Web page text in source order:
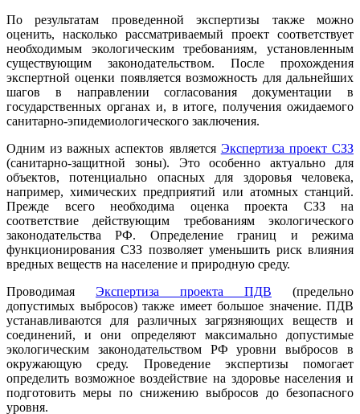
По результатам проведенной экспертизы также можно
оценить, насколько рассматриваемый проект соответствует
необходимым экологическим требованиям, установленным
существующим законодательством. После прохождения
экспертной оценки появляется возможность для дальнейших
шагов в направлении согласования документации в
государственных органах и, в итоге, получения ожидаемого
санитарно-эпидемиологического заключения.
Одним из важных аспектов является Экспертиза проект СЗЗ
(санитарно-защитной зоны). Это особенно актуально для
объектов, потенциально опасных для здоровья человека,
например, химических предприятий или атомных станций.
Прежде всего необходима оценка проекта СЗЗ на
соответствие действующим требованиям экологического
законодательства РФ. Определение границ и режима
функционирования СЗЗ позволяет уменьшить риск влияния
вредных веществ на население и природную среду.
Проводимая Экспертиза проекта ПДВ (предельно
допустимых выбросов) также имеет большое значение. ПДВ
устанавливаются для различных загрязняющих веществ и
соединений, и они определяют максимально допустимые
экологическим законодательством РФ уровни выбросов в
окружающую среду. Проведение экспертизы помогает
определить возможное воздействие на здоровье населения и
подготовить меры по снижению выбросов до безопасного
уровня.